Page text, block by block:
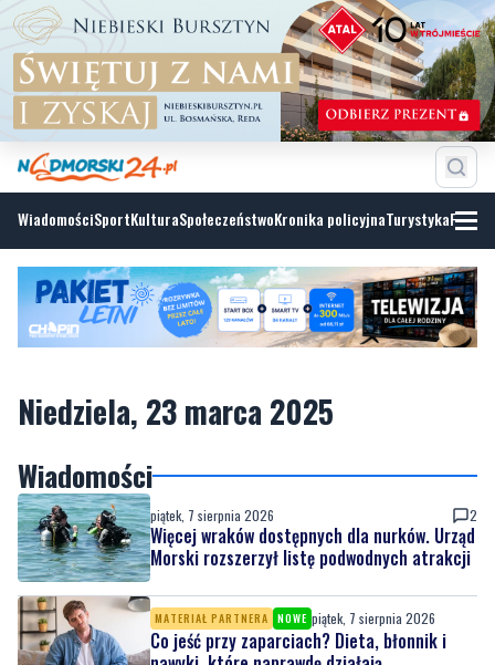
WiadomościSportKulturaSpołeczeństwoKronika policyjnaTurystyka
Niedziela, 23 marca 2025
Wiadomości
piątek, 7 sierpnia 2026 2
Więcej wraków dostępnych dla nurków. Urząd
Morski rozszerzył listę podwodnych atrakcji
MATERIAŁ PARTNERA NOWE piątek, 7 sierpnia 2026
Co jeść przy zaparciach? Dieta, błonnik i